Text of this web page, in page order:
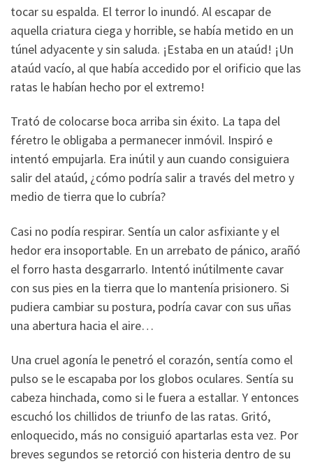
tocar su espalda. El terror lo inundó. Al escapar de
aquella criatura ciega y horrible, se había metido en un
túnel adyacente y sin saluda. ¡Estaba en un ataúd! ¡Un
ataúd vacío, al que había accedido por el orificio que las
ratas le habían hecho por el extremo!
Trató de colocarse boca arriba sin éxito. La tapa del
féretro le obligaba a permanecer inmóvil. Inspiró e
intentó empujarla. Era inútil y aun cuando consiguiera
salir del ataúd, ¿cómo podría salir a través del metro y
medio de tierra que lo cubría?
Casi no podía respirar. Sentía un calor asfixiante y el
hedor era insoportable. En un arrebato de pánico, arañó
el forro hasta desgarrarlo. Intentó inútilmente cavar
con sus pies en la tierra que lo mantenía prisionero. Si
pudiera cambiar su postura, podría cavar con sus uñas
una abertura hacia el aire…
Una cruel agonía le penetró el corazón, sentía como el
pulso se le escapaba por los globos oculares. Sentía su
cabeza hinchada, como si le fuera a estallar. Y entonces
escuchó los chillidos de triunfo de las ratas. Gritó,
enloquecido, más no consiguió apartarlas esta vez. Por
breves segundos se retorció con histeria dentro de su